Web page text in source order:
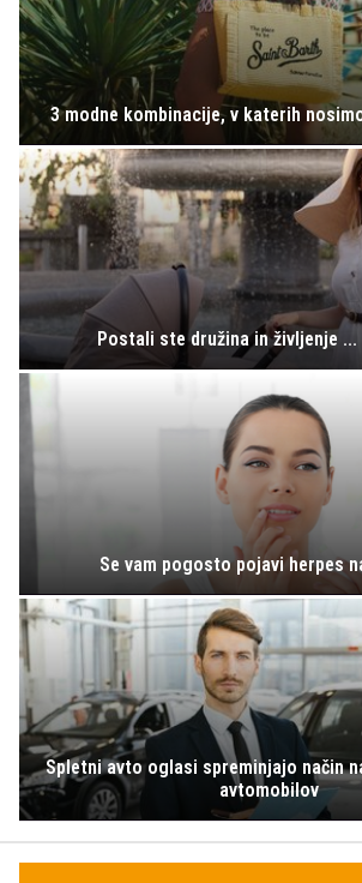
3 modne kombinacije, v katerih
Postali ste družina in življenje ...
Se vam pogosto pojavi herpes
Spletni avto oglasi spreminjajo način
avtomobilov